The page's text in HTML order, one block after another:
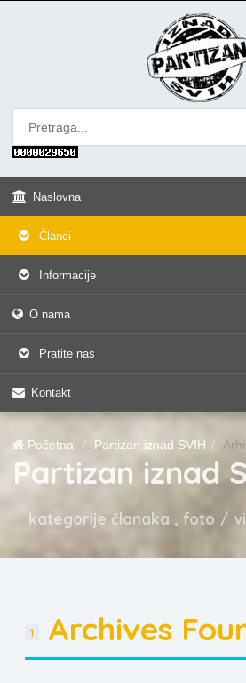
Naslovna
Članci
Informacije
O nama
Pratite nas
Kontakt
Početna Partizan iznad SVIH
Partizan iznad
kategorije članaka , foto /
1 Archives